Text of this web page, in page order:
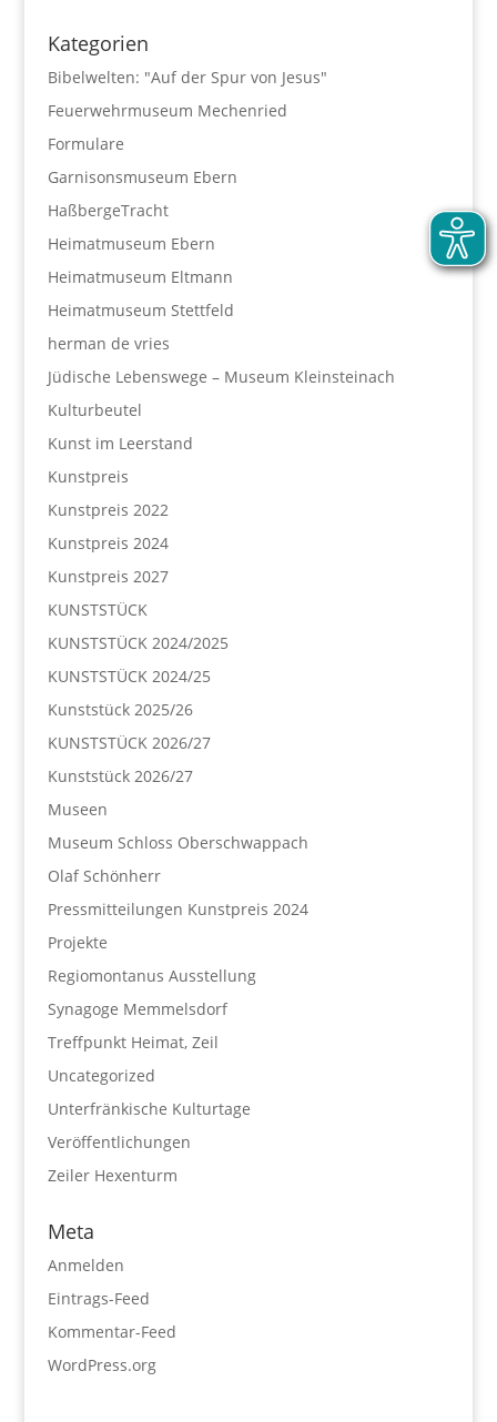
Kategorien
Bibelwelten: "Auf der Spur von Jesus"
Feuerwehrmuseum Mechenried
Formulare
Garnisonsmuseum Ebern
HaßbergeTracht
Heimatmuseum Ebern
Heimatmuseum Eltmann
Heimatmuseum Stettfeld
herman de vries
Jüdische Lebenswege – Museum Kleinsteinach
Kulturbeutel
Kunst im Leerstand
Kunstpreis
Kunstpreis 2022
Kunstpreis 2024
Kunstpreis 2027
KUNSTSTÜCK
KUNSTSTÜCK 2024/2025
KUNSTSTÜCK 2024/25
Kunststück 2025/26
KUNSTSTÜCK 2026/27
Kunststück 2026/27
Museen
Museum Schloss Oberschwappach
Olaf Schönherr
Pressmitteilungen Kunstpreis 2024
Projekte
Regiomontanus Ausstellung
Synagoge Memmelsdorf
Treffpunkt Heimat, Zeil
Uncategorized
Unterfränkische Kulturtage
Veröffentlichungen
Zeiler Hexenturm
Meta
Anmelden
Eintrags-Feed
Kommentar-Feed
WordPress.org